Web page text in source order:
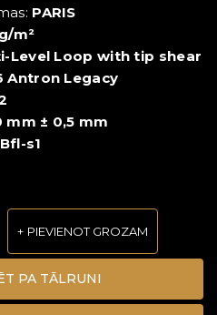
PARIS
m²
Level Loop with tip shear
Antron Legacy
mm ± 0,5 mm
Bfl-s1
PIEVIENOT GROZAM
PA TĀLRUNI